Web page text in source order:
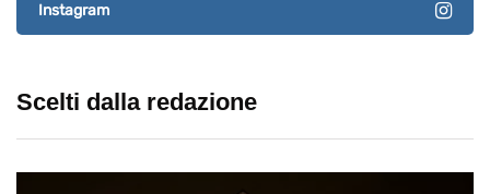
Instagram
Scelti dalla redazione